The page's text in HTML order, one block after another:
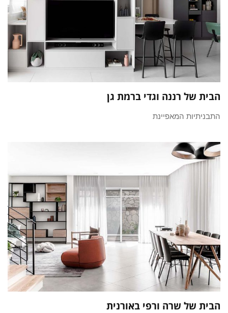
הבית של רננה וגדי ברמת גן
התבניתיות המאפיינת
הבית של שרה ורפי באורנית